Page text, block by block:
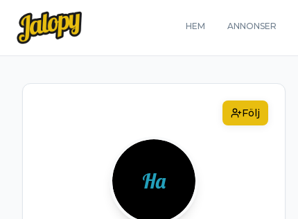
HEM ANNONSER
Följ
Ha